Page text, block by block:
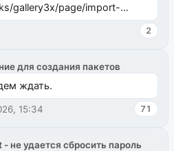
gallery3x/page/import-
2
для создания пакетов
ждать.
15:34 71
не удается сбросить пароль